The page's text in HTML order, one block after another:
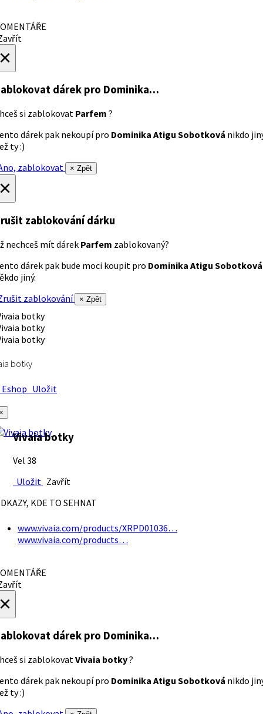
dárek pro Dominika…
si zablokovat Parfem ?
dárek pak nekoupí pro Dominika Atigu Sobotková nikdo
ty :)
zablokovat
× Zpět
zablokování dárku
nechceš mít dárek Parfem zablokovaný?
dárek pak bude moci koupit pro Dominika Atigu Sobotková
jiný.
zablokování
× Zpět
botky
Uložit
Vivaia botky
Vel 38
Uložit Zavřít
KDE TO SEHNAT
www.vivaia.com/products/XRPD01036…
www.vivaia.com/products…
dárek pro Dominika…
si zablokovatVivaia botky?
dárek pak nekoupí pro Dominika Atigu Sobotková nikdo
ty :)